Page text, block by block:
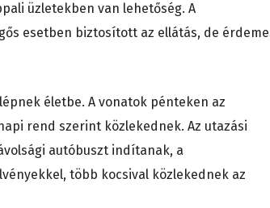
üzletekben van lehetőség. A
esetben biztosított az ellátás, de
életbe. A vonatok pénteken az
rend szerint közlekednek. Az utazási
autóbuszt indítanak, a
több kocsival közlekednek az